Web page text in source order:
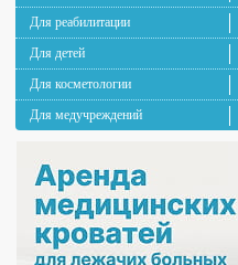
Для реабилитации
Для детей
Для косметологии
Для медучреждений